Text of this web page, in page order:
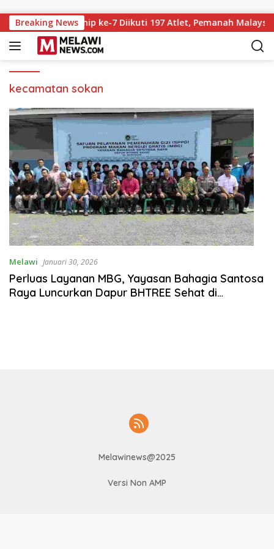
Breaking News
Championship ke-7 Diikuti 197 Atlet, Pemanah
kecamatan sokan
Melawi Januari 30, 2026
Perluas Layanan MBG, Yayasan Bahagia Santosa
Raya Luncurkan Dapur BHTREE Sehat di
Melawinews@2025
Versi Non AMP